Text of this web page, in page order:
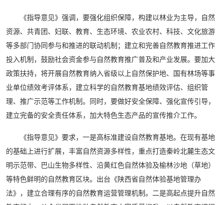
《指导意见》强调，要强化组织保障，构建以林业为主导，自然
资源、共青团、妇联、教育、生态环境、农业农村、科技、文化旅游
等多部门协同参与和推进的联动机制；建立和完善自然教育推进工作
投入机制，鼓励社会资金参与自然教育推广普及和产业发展。要加大
政策扶持，将开展自然教育纳入省级以上自然保护地、国有林场等事
业单位绩效考评体系，建立科学的自然教育基地绩效评估、组织管
理、推广示范等工作机制。同时，要做好安全保障、强化宣传引导，
建立完备的安全责任体系，加大特色生态产品的宣传推介工作。
《指导意见》要求，一是高标准建设自然教育基地。在现有基地
的基础上进行扩展，丰富自然资源多样性，重点打造秦岭北麓生态文
明示范带、巴山生物多样性、沿黄红色自然体验及榆林沙地（草地）
等特色鲜明的自然教育区块。出台《陕西省自然体验基地管理办
法》，建立合理有序的自然教育运营管理机制。二是高起点提升自然